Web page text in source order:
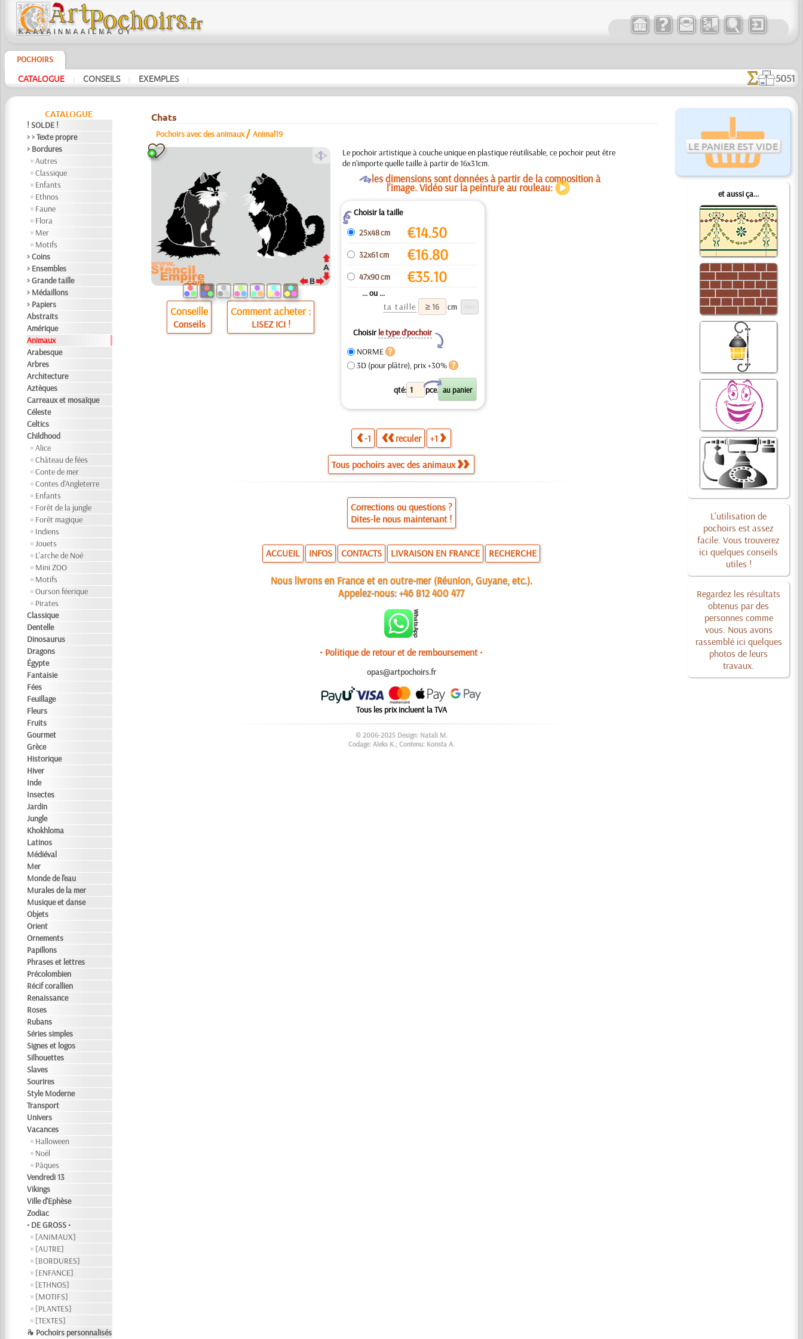
POCHOIRS
CATALOGUE | CONSEILS | EXEMPLES | 5051
CATALOGUE
! SOLDE !
> > Texte propre
> Bordures
Autres
Classique
Enfants
Ethnos
Faune
Flora
Mer
Motifs
> Coins
> Ensembles
> Grande taille
> Médaillons
> Papiers
Abstraits
Amérique
Animaux
Arabesque
Arbres
Architecture
Aztèques
Carreaux et mosaïque
Céleste
Celtics
Childhood
Alice
Château de fées
Conte de mer
Contes d'Angleterre
Enfants
Forêt de la jungle
Forêt magique
Indiens
Jouets
L'arche de Noé
Mini ZOO
Motifs
Ourson féerique
Pirates
Classique
Dentelle
Dinosaurus
Dragons
Égypte
Fantaisie
Fées
Feuillage
Fleurs
Fruits
Gourmet
Grèce
Historique
Hiver
Inde
Insectes
Jardin
Jungle
Khokhloma
Latinos
Médiéval
Mer
Monde de l'eau
Murales de la mer
Musique et danse
Objets
Orient
Ornements
Papillons
Phrases et lettres
Précolombien
Récif corallien
Renaissance
Roses
Rubans
Séries simples
Signes et logos
Silhouettes
Slaves
Sourires
Style Moderne
Transport
Univers
Vacances
Halloween
Noël
Pâques
Vendredi 13
Vikings
Ville d'Ephèse
Zodiac
• DE GROSS •
[ANIMAUX]
[AUTRE]
[BORDURES]
[ENFANCE]
[ETHNOS]
[MOTIFS]
[PLANTES]
[TEXTES]
❧ Pochoirs personnalisés
LE PANIER EST VIDE
et aussi ça...
L'utilisation de
pochoirs est assez
facile. Vous trouverez
ici quelques conseils
utiles !
Regardez les résultats
obtenus par des
personnes comme
vous. Nous avons
rassemblé ici quelques
photos de leurs
travaux.
Chats
Pochoirs avec des animaux /Animal19
a
Conseille
Conseils
Comment acheter :
LISEZ ICI !
Le pochoir artistique à couche unique en plastique réutilisable, ce pochoir peut être
de n'importe quelle taille à partir de 16x31cm.
Oles dimensions sont données à partir de la composition à
l'image. Vidéo sur la peinture au rouleau:
ZChoisir la taille
25x48 cm
€14.50
32x61 cm €16.80
47x90 cm €35.10
... ou ...
ta taille
cm
Choisir le type d’pochoir
Y
NORME
3D (pour plâtre), prix +30%
qté: pce.
X
-1 reculer +1
Tous pochoirs avec des animaux
Corrections ou questions ?
Dites-le nous maintenant !
ACCUEIL INFOS CONTACTS LIVRAISON EN FRANCE RECHERCHE
Nous livrons en France et en outre-mer (Réunion, Guyane, etc.).
Appelez-nous:+46 812 400 477
• Politique de retour et de remboursement •
opas@artpochoirs.fr
Tous les prix incluent la TVA
© 2006-2025 Design: Natali M.
Codage: Aleks K.; Contenu: Konsta A.